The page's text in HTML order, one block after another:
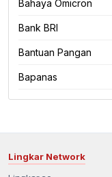
Bahaya Omicron
Bank BRI
Bantuan Pangan
Bapanas
Lingkar Network